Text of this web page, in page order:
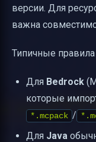
версии. Для
важна
Типичные правила
Для Bedrock
которые
*.mcpack /
Для Java